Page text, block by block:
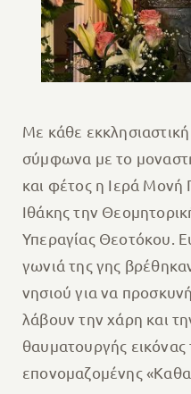
Mε κάθε
σύμφωνα με το
και φέτος η Ιερά
Ιθάκης την
Υπεραγίας Θεοτόκου.
γωνιά της γης
νησιού για να
λάβουν την χάρη και
θαυματουργής εικόνας
επονομαζομένης